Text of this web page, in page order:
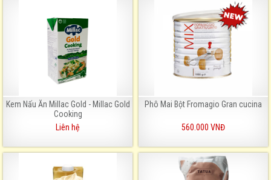
Kem Nấu Ăn Millac Gold - Millac Gold
Cooking
Liên hệ
Phô Mai Bột Fromagio Gran cucina
560.000 VNĐ